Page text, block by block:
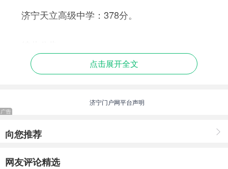
济宁天立高级中学：378分。
济宁市教育局
点击展开全文
济宁门户网平台声明
向您推荐
网友评论精选